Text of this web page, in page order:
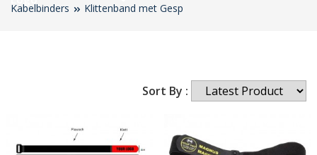
Kabelbinders Klittenband met Gesp
Sort By :